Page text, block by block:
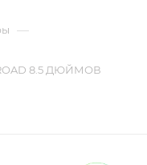
—
8.5 ДЮЙМОВ